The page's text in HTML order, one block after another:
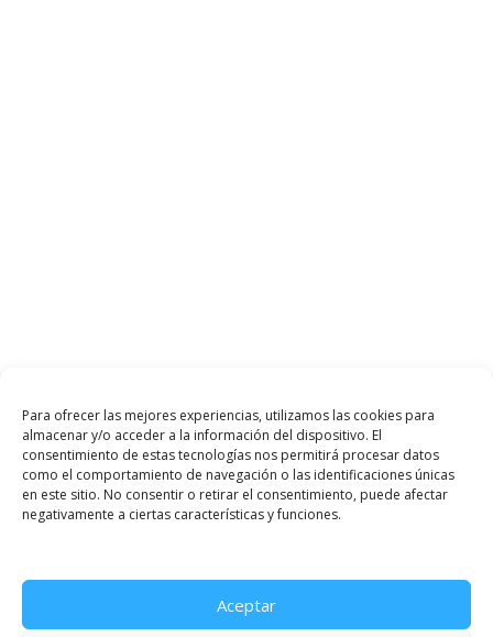
Para ofrecer las mejores experiencias, utilizamos las cookies para
almacenar y/o acceder a la información del dispositivo. El
consentimiento de estas tecnologías nos permitirá procesar datos
como el comportamiento de navegación o las identificaciones únicas
en este sitio. No consentir o retirar el consentimiento, puede afectar
negativamente a ciertas características y funciones.
Aceptar